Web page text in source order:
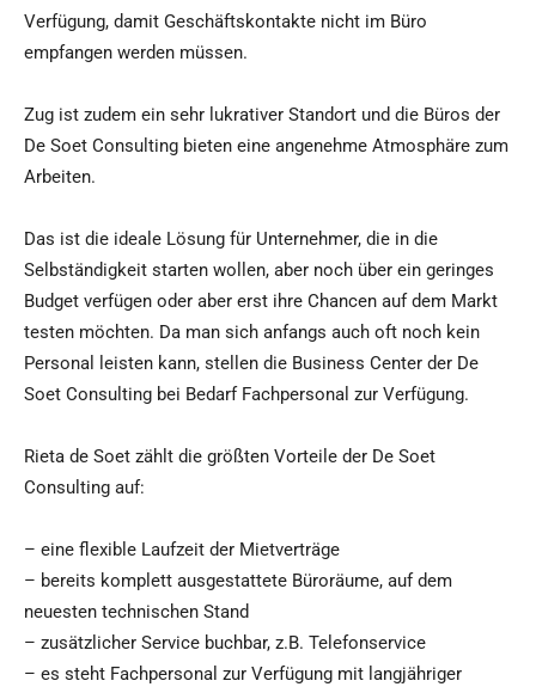
Verfügung, damit Geschäftskontakte nicht im Büro
empfangen werden müssen.
Zug ist zudem ein sehr lukrativer Standort und die Büros der
De Soet Consulting bieten eine angenehme Atmosphäre zum
Arbeiten.
Das ist die ideale Lösung für Unternehmer, die in die
Selbständigkeit starten wollen, aber noch über ein geringes
Budget verfügen oder aber erst ihre Chancen auf dem Markt
testen möchten. Da man sich anfangs auch oft noch kein
Personal leisten kann, stellen die Business Center der De
Soet Consulting bei Bedarf Fachpersonal zur Verfügung.
Rieta de Soet zählt die größten Vorteile der De Soet
Consulting auf:
– eine flexible Laufzeit der Mietverträge
– bereits komplett ausgestattete Büroräume, auf dem
neuesten technischen Stand
– zusätzlicher Service buchbar, z.B. Telefonservice
– es steht Fachpersonal zur Verfügung mit langjähriger